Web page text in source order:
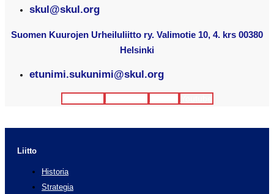
skul@skul.org
Suomen Kuurojen Urheiluliitto ry. Valimotie 10, 4. krs 00380
Helsinki
etunimi.sukunimi@skul.org
Liitto
Historia
Strategia